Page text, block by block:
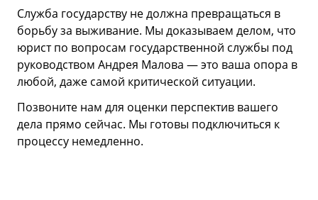
Служба государству не должна превращаться в
борьбу за выживание. Мы доказываем делом, что
юрист по вопросам государственной службы под
руководством Андрея Малова — это ваша опора в
любой, даже самой критической ситуации.
Позвоните нам для оценки перспектив вашего
дела прямо сейчас. Мы готовы подключиться к
процессу немедленно.